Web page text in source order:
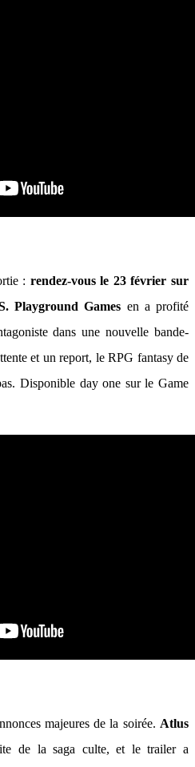
: rendez-vous le 23 février sur
Playground Games en a profité
dans une nouvelle bande-
et un report, le RPG fantasy de
Disponible day one sur le Game
majeures de la soirée. Atlus
de la saga culte, et le trailer a